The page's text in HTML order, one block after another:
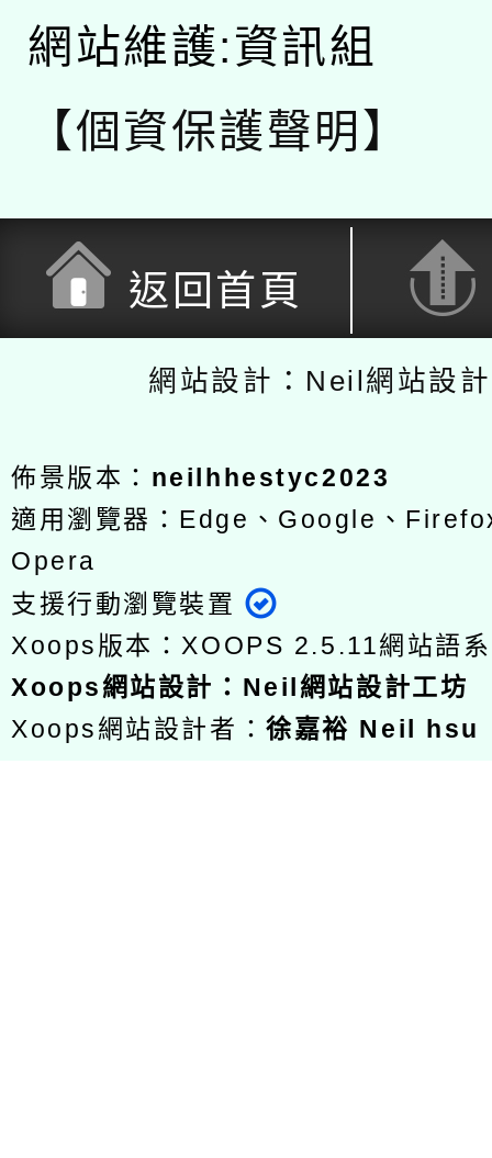
網站維護:資訊組
【個資保護聲明】
返回首頁
網站設計：Neil網站設
佈景版本： neilhhestyc2023
適用瀏覽器：Edge、Google、
Opera
支援行動瀏覽裝置
Xoops版本： XOOPS 2.5.11網站語
Xoops網站設計 ： Neil網站設計工坊
Xoops網站設計者：徐嘉裕 Neil hsu